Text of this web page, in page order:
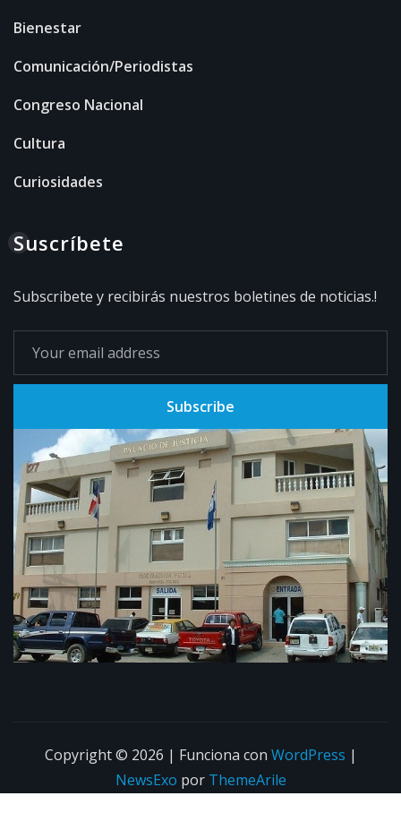
Bienestar
Comunicación/Periodistas
Congreso Nacional
Cultura
Curiosidades
Suscríbete
Subscribete y recibirás nuestros boletines de noticias.!
Subscribe
Copyright © 2026 | Funciona con WordPress |
NewsExo por ThemeArile